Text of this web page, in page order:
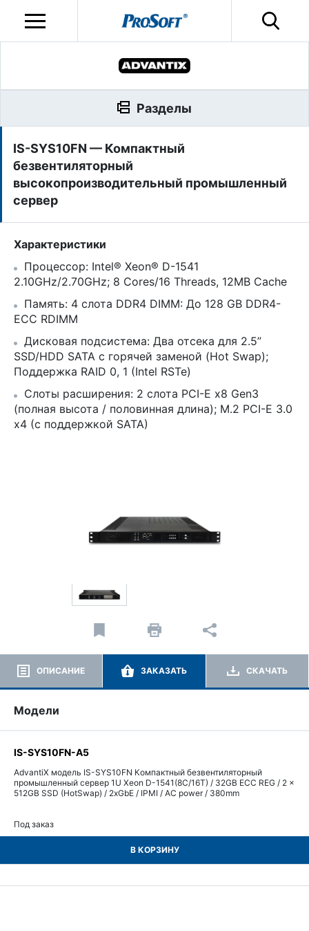
IS-SYS10FN — Компактный
безвентиляторный
высокопроизводительный промышленный
сервер
Характеристики
Процессор: Intel® Xeon® D-1541
2.10GHz/2.70GHz; 8 Cores/16 Threads, 12MB Cache
Память: 4 слота DDR4 DIMM: До 128 GB DDR4-
ECC RDIMM
Дисковая подсистема: Два отсека для 2.5”
SSD/HDD SATA с горячей заменой (Hot Swap);
Поддержка RAID 0, 1 (Intel RSTe)
Слоты расширения: 2 слота PCI-E x8 Gen3
(полная высота / половинная длина); M.2 PCI-E 3.0
x4 (с поддержкой SATA)
ОПИСАНИЕ ЗАКАЗАТЬ СКАЧАТЬ
Модели
IS-SYS10FN-A5
AdvantiX модель IS-SYS10FN Компактный безвентиляторный
промышленный сервер 1U Xeon D-1541(8C/16T) / 32GB ECC REG / 2 x
512GB SSD (HotSwap) / 2xGbE / IPMI / AC power / 380mm
Под заказ
В КОРЗИНУ
Разделы